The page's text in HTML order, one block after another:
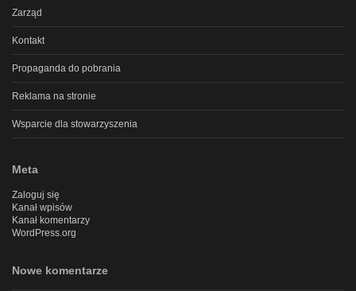
Zarząd
Kontakt
Propaganda do pobrania
Reklama na stronie
Wsparcie dla stowarzyszenia
Meta
Zaloguj się
Kanał wpisów
Kanał komentarzy
WordPress.org
Nowe komentarze